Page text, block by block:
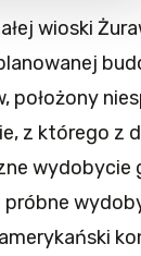
wioski
położony
z którego
wydobycie
próbne